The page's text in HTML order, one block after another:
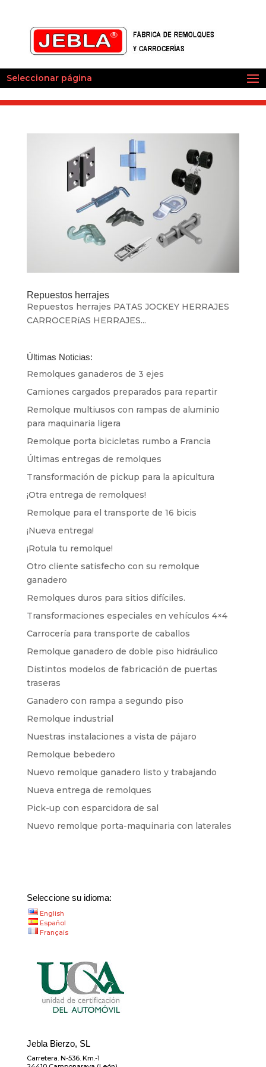
Seleccionar página
Repuestos herrajes
Repuestos herrajes PATAS JOCKEY HERRAJES
CARROCERíAS HERRAJES...
Últimas Noticias:
Remolques ganaderos de 3 ejes
Camiones cargados preparados para repartir
Remolque multiusos con rampas de aluminio
para maquinaria ligera
Remolque porta bicicletas rumbo a Francia
Últimas entregas de remolques
Transformación de pickup para la apicultura
¡Otra entrega de remolques!
Remolque para el transporte de 16 bicis
¡Nueva entrega!
¡Rotula tu remolque!
Otro cliente satisfecho con su remolque
ganadero
Remolques duros para sitios difíciles.
Transformaciones especiales en vehículos 4×4
Carrocería para transporte de caballos
Remolque ganadero de doble piso hidráulico
Distintos modelos de fabricación de puertas
traseras
Ganadero con rampa a segundo piso
Remolque industrial
Nuestras instalaciones a vista de pájaro
Remolque bebedero
Nuevo remolque ganadero listo y trabajando
Nueva entrega de remolques
Pick-up con esparcidora de sal
Nuevo remolque porta-maquinaria con laterales
Seleccione su idioma:
English
Español
Français
Jebla Bierzo, SL
Carretera. N-536. Km.-1